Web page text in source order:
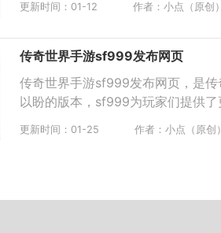
更新时间：01-12 作者：小点（原创）
传奇世界手游sf999发布网页
传奇世界手游sf999发布网页，是
以盼的版本，sf999为玩家们提供
更新时间：01-25 作者：小点（原创）